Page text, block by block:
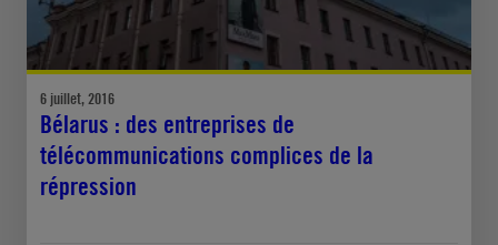
6 juillet, 2016
Bélarus : des entreprises de
télécommunications complices de la
répression